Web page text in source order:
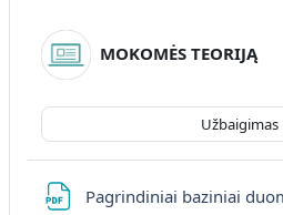
Užbaigimas
MOKOMĖS TEORIJĄ
Pagrindiniai baziniai